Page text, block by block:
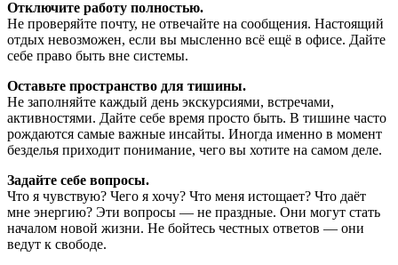
Отключите работу полностью.
Не проверяйте почту, не отвечайте на сообщения. Настоящий
отдых невозможен, если вы мысленно всё ещё в офисе. Дайте
себе право быть вне системы.
Оставьте пространство для тишины.
Не заполняйте каждый день экскурсиями, встречами,
активностями. Дайте себе время просто быть. В тишине часто
рождаются самые важные инсайты. Иногда именно в момент
безделья приходит понимание, чего вы хотите на самом деле.
Задайте себе вопросы.
Что я чувствую? Чего я хочу? Что меня истощает? Что даёт
мне энергию? Эти вопросы — не праздные. Они могут стать
началом новой жизни. Не бойтесь честных ответов — они
ведут к свободе.